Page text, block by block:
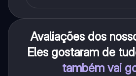
Avaliações dos
Eles gostaram de
também vai